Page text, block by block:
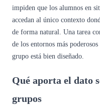
impiden que los alumnos en
accedan al único contexto
de forma natural. Una tarea
de los entornos más
grupo está bien diseñado.
Qué aporta el dato
grupos